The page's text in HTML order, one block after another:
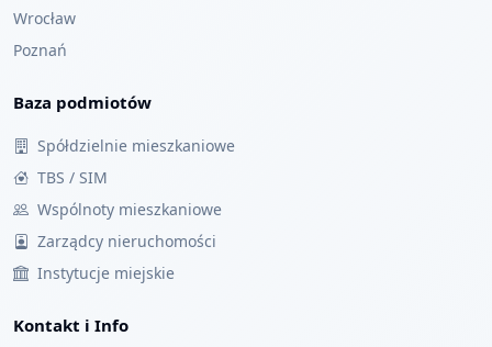
Wrocław
Poznań
Baza podmiotów
Spółdzielnie mieszkaniowe
TBS / SIM
Wspólnoty mieszkaniowe
Zarządcy nieruchomości
Instytucje miejskie
Kontakt i Info